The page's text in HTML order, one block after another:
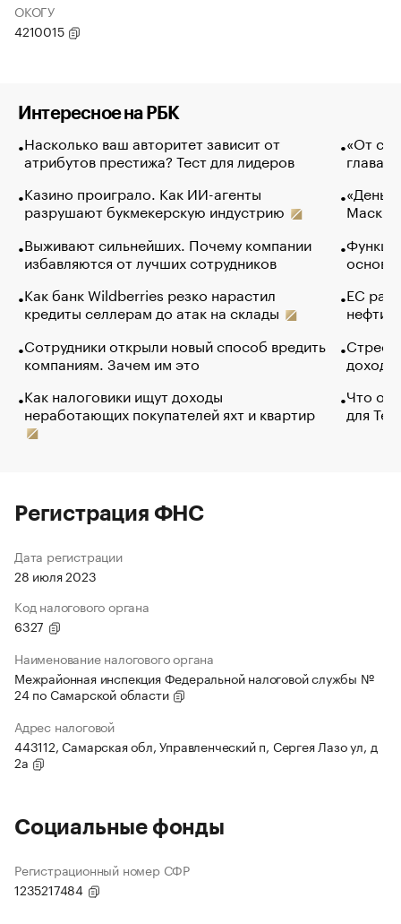
ОКОГУ
4210015
Интересное на РБК
Насколько ваш авторитет зависит от
атрибутов престижа? Тест для лидеров
Казино проиграло. Как ИИ-агенты
разрушают букмекерскую индустрию
Выживают сильнейших. Почему компании
избавляются от лучших сотрудников
Как банк Wildberries резко нарастил
кредиты селлерам до атак на склады
Сотрудники открыли новый способ вредить
компаниям. Зачем им это
Как налоговики ищут доходы
неработающих покупателей яхт и квартир
«От
глава
Маск в
основ
ЕС
нефти
Что
для
Регистрация ФНС
Дата регистрации
28 июля 2023
Код налогового органа
6327
Наименование налогового органа
Межрайонная инспекция Федеральной налоговой службы №
24 по Самарской области
Адрес налоговой
443112, Самарская обл, Управленческий п, Сергея Лазо ул, д
2а
Социальные фонды
Регистрационный номер СФР
1235217484